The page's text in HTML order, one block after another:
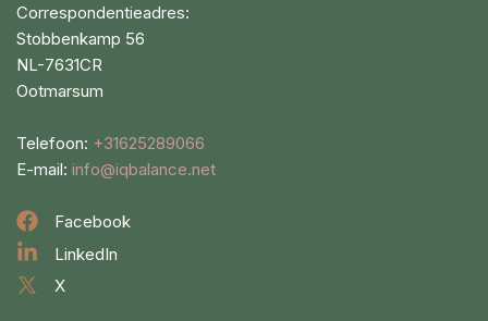
Correspondentieadres:
Stobbenkamp 56
NL-7631CR
Ootmarsum
Telefoon: +31625289066
E-mail: info@iqbalance.net
Facebook
LinkedIn
X